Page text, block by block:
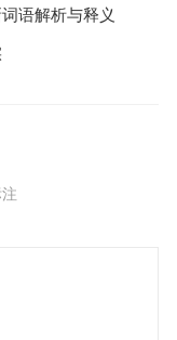
语解析与释义